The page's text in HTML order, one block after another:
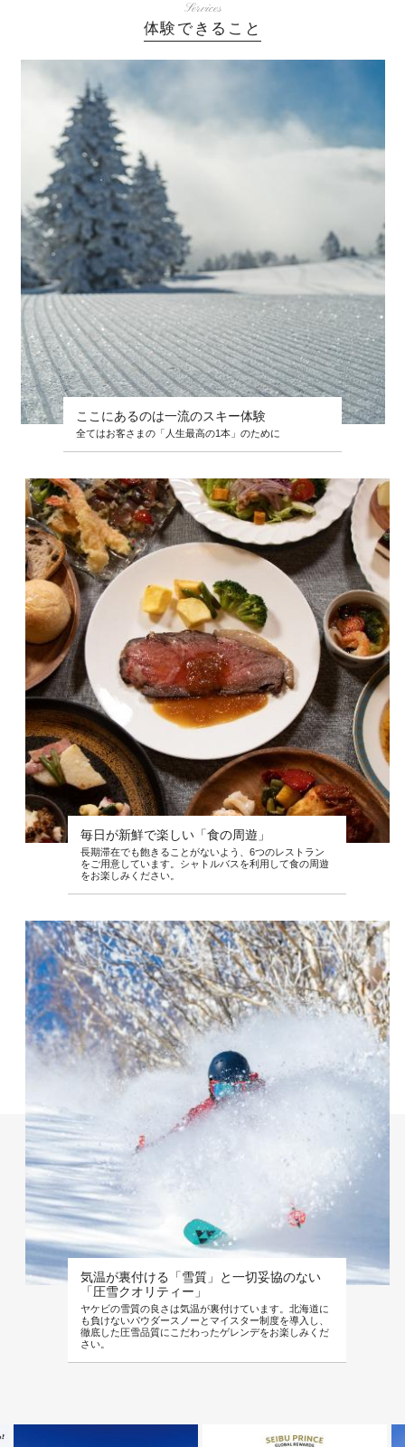
Services
体験できること
ここにあるのは一流のスキー体験
全てはお客さまの「人生最高の1本」のために
毎日が新鮮で楽しい「食の周遊」
長期滞在でも飽きることがないよう、6つのレストラン
をご用意しています。シャトルバスを利用して食の周遊
をお楽しみください。
気温が裏付ける「雪質」と一切妥協のない
「圧雪クオリティー」
ヤケビの雪質の良さは気温が裏付けています。北海道に
も負けないパウダースノーとマイスター制度を導入し、
徹底した圧雪品質にこだわったゲレンデをお楽しみくだ
さい。